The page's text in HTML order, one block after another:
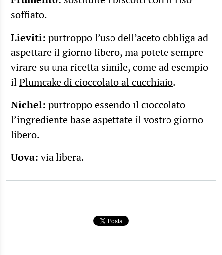
soffiato.
Lieviti: purtroppo l’uso dell’aceto obbliga ad
aspettare il giorno libero, ma potete sempre
virare su una ricetta simile, come ad esempio
ilPlumcake di cioccolato al cucchiaio.
Nichel: purtroppo essendo il cioccolato
l’ingrediente base aspettate il vostro giorno
libero.
Uova:via libera.